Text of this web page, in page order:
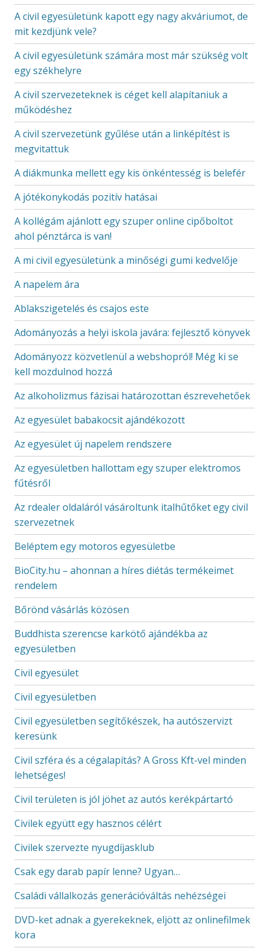
A civil egyesületünk kapott egy nagy akváriumot, de
mit kezdjünk vele?
A civil egyesületünk számára most már szükség volt
egy székhelyre
A civil szervezeteknek is céget kell alapítaniuk a
működéshez
A civil szervezetünk gyűlése után a linképítést is
megvitattuk
A diákmunka mellett egy kis önkéntesség is belefér
A jótékonykodás pozitív hatásai
A kollégám ajánlott egy szuper online cipőboltot
ahol pénztárca is van!
A mi civil egyesületünk a minőségi gumi kedvelője
A napelem ára
Ablakszigetelés és csajos este
Adományozás a helyi iskola javára: fejlesztő könyvek
Adományozz közvetlenül a webshopról! Még ki se
kell mozdulnod hozzá
Az alkoholizmus fázisai határozottan észrevehetőek
Az egyesület babakocsit ajándékozott
Az egyesület új napelem rendszere
Az egyesületben hallottam egy szuper elektromos
fűtésről
Az rdealer oldaláról vásároltunk italhűtőket egy civil
szervezetnek
Beléptem egy motoros egyesületbe
BioCity.hu – ahonnan a híres diétás termékeimet
rendelem
Bőrönd vásárlás közösen
Buddhista szerencse karkötő ajándékba az
egyesületben
Civil egyesület
Civil egyesületben
Civil egyesületben segítőkészek, ha autószervizt
keresünk
Civil szféra és a cégalapítás? A Gross Kft-vel minden
lehetséges!
Civil területen is jól jöhet az autós kerékpártartó
Civilek együtt egy hasznos célért
Civilek szervezte nyugdíjasklub
Csak egy darab papír lenne? Ugyan…
Családi vállalkozás generációváltás nehézségei
DVD-ket adnak a gyerekeknek, eljött az onlinefilmek
kora